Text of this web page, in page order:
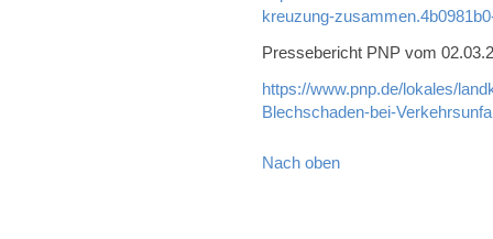
kreuzung-
Pressebericht PNP vom
https://www.pnp.de/lokales/
Blechschaden-bei-
Nach oben